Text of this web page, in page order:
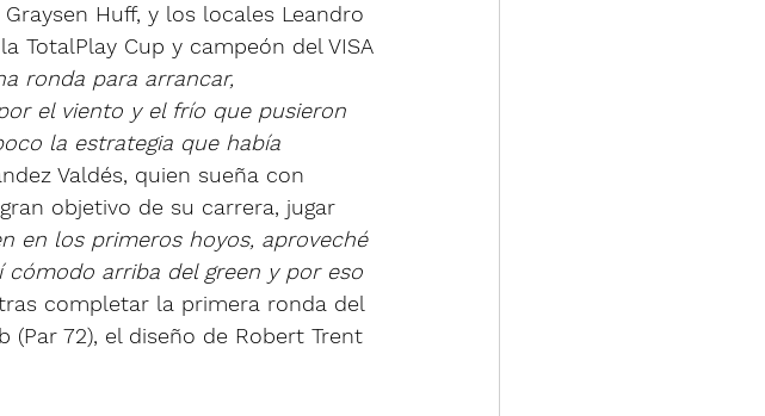
Huff, y los locales Leandro
TotalPlay Cup y campeón del VISA
ronda para arrancar,
el viento y el frío que pusieron
la estrategia que había
Valdés, quien sueña con
objetivo de su carrera, jugar
en los primeros hoyos, aproveché
arriba del green y por eso
completar la primera ronda del
(Par 72), el diseño de Robert Trent